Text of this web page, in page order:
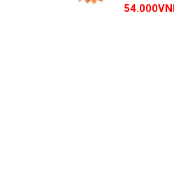
54.000